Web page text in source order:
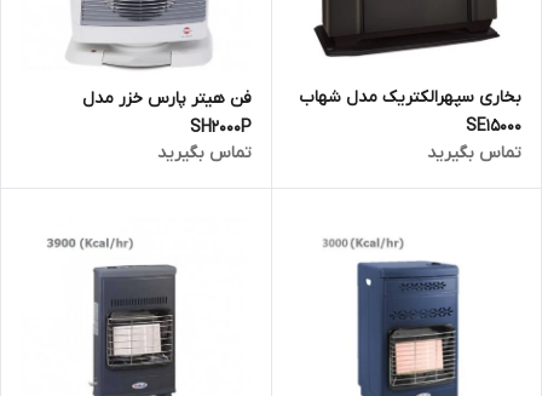
بخاری سپهرالکتریک مدل شهاب
SE15000
تماس بگیرید
فن هیتر پارس خزر مدل
SH2000P
تماس بگیرید